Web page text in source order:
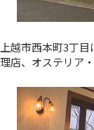
上越市西本町3丁
理店、オステリア